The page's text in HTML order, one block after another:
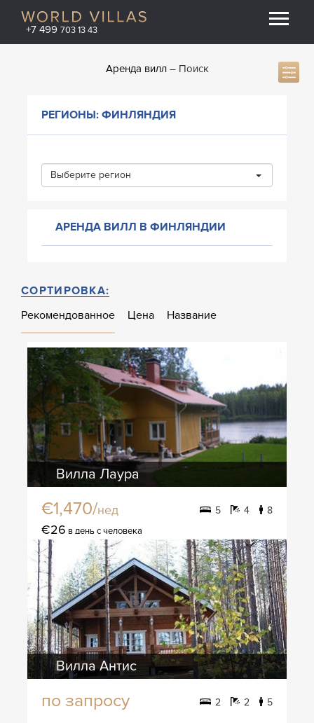
+7 499 703 13 43
Аренда вилл Поиск
РЕГИОНЫ: ФИНЛЯНДИЯ
Выберите регион
АРЕНДА ВИЛЛ В ФИНЛЯНДИИ
СОРТИРОВКА:
Рекомендованное
Цена Название
Вилла Лаура
€1,470/нед 5 4 8
€26 в день с человека
Вилла Антис
по запросу 2 2 5